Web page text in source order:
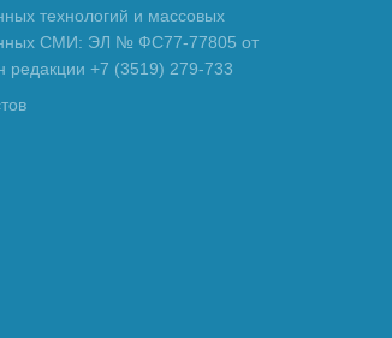
технологий и массовых
СМИ: ЭЛ № ФС77-77805 от
редакции +7 (3519) 279-733